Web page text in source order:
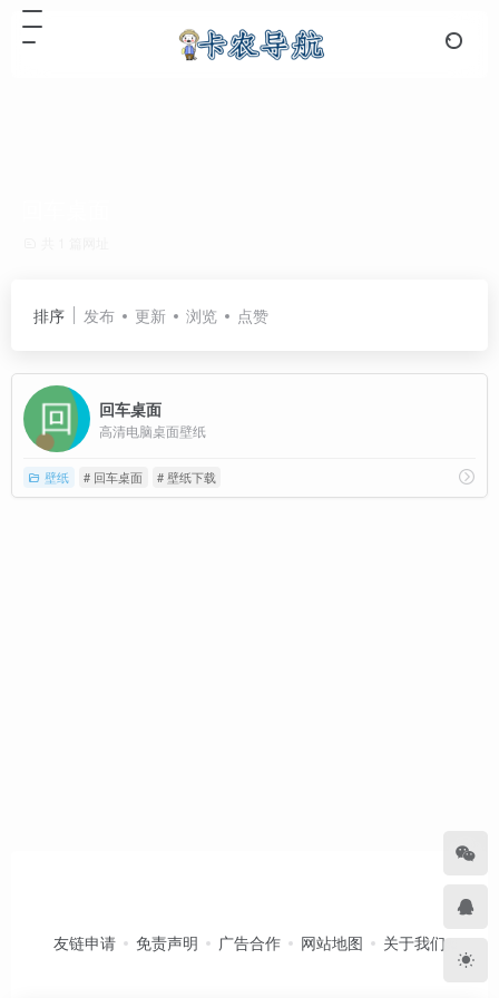
排序 发布 更新 浏览 点赞
回车桌面
高清电脑桌面壁纸
壁纸 # 回车桌面 # 壁纸下载
友链申请 免责声明 广告合作 网站地图 关于我们